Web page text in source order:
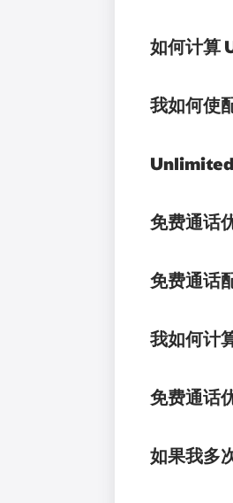
如何计算
我如何使
Unlimited
免费通话
免费通话
我如何计
免费通话
如果我多